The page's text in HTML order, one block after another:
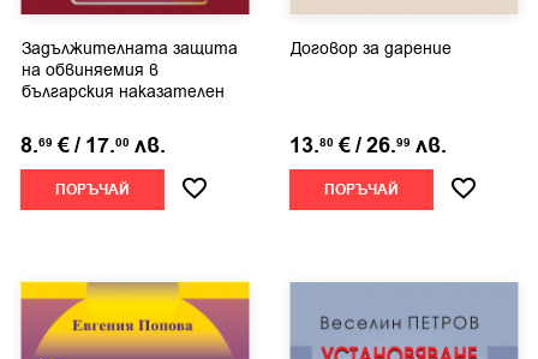
Задължителната защита
на обвиняемия в
българския наказателен
8.69 €/ 17.00 лв.
ПОРЪЧАЙ
Договор за дарение
13.80 €/26.99 лв.
ПОРЪЧАЙ